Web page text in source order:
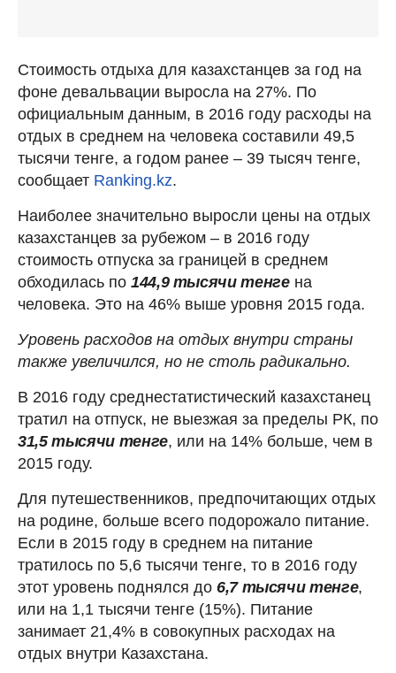
Стоимость отдыха для казахстанцев за год на
фоне девальвации выросла на 27%. По
официальным данным, в 2016 году расходы на
отдых в среднем на человека составили 49,5
тысячи тенге, а годом ранее – 39 тысяч тенге,
сообщает Ranking.kz.
Наиболее значительно выросли цены на отдых
казахстанцев за рубежом – в 2016 году
стоимость отпуска за границей в среднем
обходилась по 144,9 тысячи тенгена
человека. Это на 46% выше уровня 2015 года.
Уровень расходов на отдых внутри страны
также увеличился, но не столь радикально.
В 2016 году среднестатистический казахстанец
тратил на отпуск, не выезжая за пределы РК, по
31,5 тысячи тенге, или на 14% больше, чем в
2015 году.
Для путешественников, предпочитающих отдых
на родине, больше всего подорожало питание.
Если в 2015 году в среднем на питание
тратилось по 5,6 тысячи тенге, то в 2016 году
этот уровень поднялся до 6,7 тысячи тенге,
или на 1,1 тысячи тенге (15%). Питание
занимает 21,4% в совокупных расходах на
отдых внутри Казахстана.